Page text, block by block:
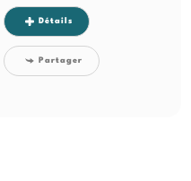
Détails
Partager